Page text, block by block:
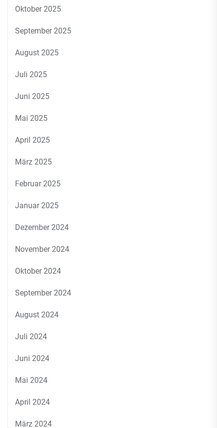
Oktober 2025
September 2025
August 2025
Juli 2025
Juni 2025
Mai 2025
April 2025
März 2025
Februar 2025
Januar 2025
Dezember 2024
November 2024
Oktober 2024
September 2024
August 2024
Juli 2024
Juni 2024
Mai 2024
April 2024
März 2024